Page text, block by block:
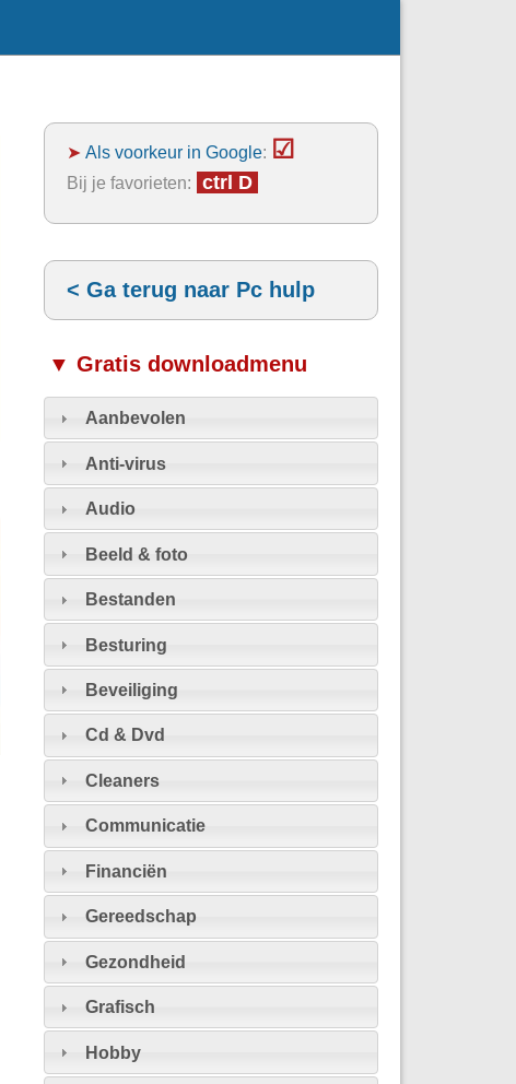
➤Als voorkeur in Google: ☑
Bij je favorieten: ctrl D
< Ga terug naar Pc hulp
▼ Gratis downloadmenu
Aanbevolen
Anti-virus
Audio
Beeld & foto
Bestanden
Besturing
Beveiliging
Cd & Dvd
Cleaners
Communicatie
Financiën
Gereedschap
Gezondheid
Grafisch
Hobby